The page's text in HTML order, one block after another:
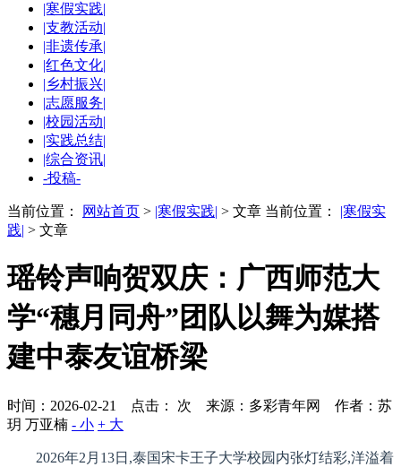
|寒假实践|
|支教活动|
|非遗传承|
|红色文化|
|乡村振兴|
|志愿服务|
|校园活动|
|实践总结|
|综合资讯|
-投稿-
当前位置： 网站首页 > |寒假实践| > 文章 当前位置： |寒假实
践| > 文章
瑶铃声响贺双庆：广西师范大
学“穗月同舟”团队以舞为媒搭
建中泰友谊桥梁
时间：2026-02-21 点击： 次 来源：多彩青年网 作者：苏
玥 万亚楠 - 小 + 大
2026年2月13日,泰国宋卡王子大学校园内张灯结彩,洋溢着